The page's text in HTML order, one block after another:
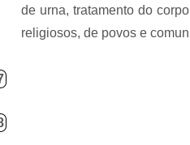
de urna, tratamento do
religiosos, de povos e